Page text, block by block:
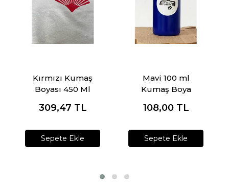
Kırmızı Kumaş
Boyası 450 Ml
309,47 TL
Sepete Ekle
Mavi 100 ml
Kumaş Boya
108,00 TL
Sepete Ekle